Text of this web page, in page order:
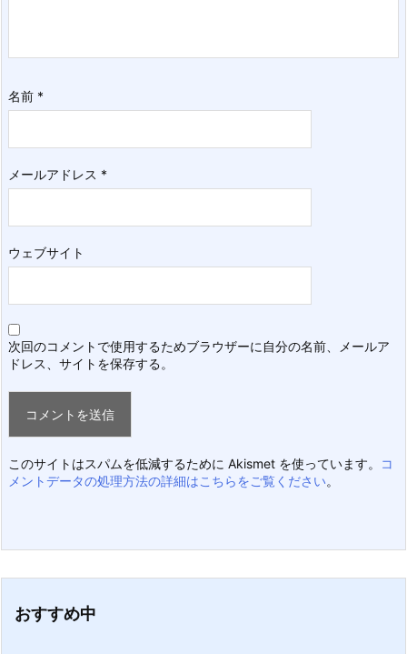
名前 *
メールアドレス *
ウェブサイト
次回のコメントで使用するためブラウザーに自分の名前、メールア
ドレス、サイトを保存する。
このサイトはスパムを低減するために Akismet を使っています。
コ
メントデータの処理方法の詳細はこちらをご覧ください。
おすすめ中